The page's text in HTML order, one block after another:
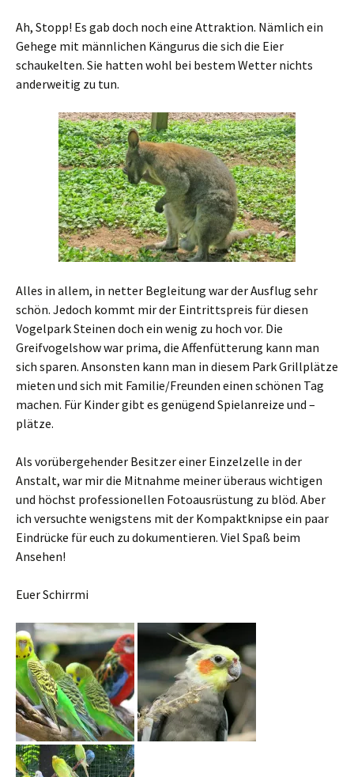
Ah, Stopp! Es gab doch noch eine Attraktion. Nämlich ein
Gehege mit männlichen Kängurus die sich die Eier
schaukelten. Sie hatten wohl bei bestem Wetter nichts
anderweitig zu tun.
Alles in allem, in netter Begleitung war der Ausflug sehr
schön. Jedoch kommt mir der Eintrittspreis für diesen
Vogelpark Steinen doch ein wenig zu hoch vor. Die
Greifvogelshow war prima, die Affenfütterung kann man
sich sparen. Ansonsten kann man in diesem Park Grillplätze
mieten und sich mit Familie/Freunden einen schönen Tag
machen. Für Kinder gibt es genügend Spielanreize und –
plätze.
Als vorübergehender Besitzer einer Einzelzelle in der
Anstalt, war mir die Mitnahme meiner überaus wichtigen
und höchst professionellen Fotoausrüstung zu blöd. Aber
ich versuchte wenigstens mit der Kompaktknipse ein paar
Eindrücke für euch zu dokumentieren. Viel Spaß beim
Ansehen!
Euer Schirrmi